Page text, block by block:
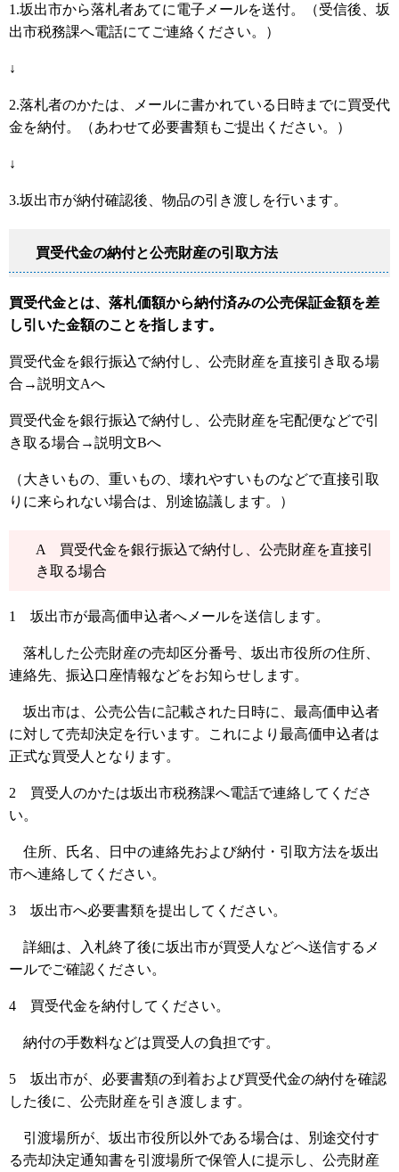
1.坂出市から落札者あてに電子メールを送付。（受信後、坂
出市税務課へ電話にてご連絡ください。）
↓
2.落札者のかたは、メールに書かれている日時までに買受代
金を納付。（あわせて必要書類もご提出ください。）
↓
3.坂出市が納付確認後、物品の引き渡しを行います。
買受代金の納付と公売財産の引取方法
買受代金とは、落札価額から納付済みの公売保証金額を差
し引いた金額のことを指します。
買受代金を銀行振込で納付し、公売財産を直接引き取る場
合→説明文Aへ
買受代金を銀行振込で納付し、公売財産を宅配便などで引
き取る場合→説明文Bへ
（大きいもの、重いもの、壊れやすいものなどで直接引取
りに来られない場合は、別途協議します。）
A 買受代金を銀行振込で納付し、公売財産を直接引
き取る場合
1 坂出市が最高価申込者へメールを送信します。
落札した公売財産の売却区分番号、坂出市役所の住所、
連絡先、振込口座情報などをお知らせします。
坂出市は、公売公告に記載された日時に、最高価申込者
に対して売却決定を行います。これにより最高価申込者は
正式な買受人となります。
2 買受人のかたは坂出市税務課へ電話で連絡してくださ
い。
住所、氏名、日中の連絡先および納付・引取方法を坂出
市へ連絡してください。
3 坂出市へ必要書類を提出してください。
詳細は、入札終了後に坂出市が買受人などへ送信するメ
ールでご確認ください。
4 買受代金を納付してください。
納付の手数料などは買受人の負担です。
5 坂出市が、必要書類の到着および買受代金の納付を確認
した後に、公売財産を引き渡します。
引渡場所が、坂出市役所以外である場合は、別途交付す
る売却決定通知書を引渡場所で保管人に提示し、公売財産